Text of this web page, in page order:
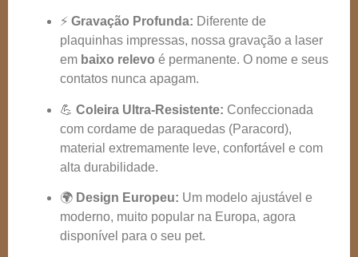
⚡ Gravação Profunda: Diferente de
plaquinhas impressas, nossa gravação a laser
em baixo relevo é permanente. O nome e seus
contatos nunca apagam.
💪 Coleira Ultra-Resistente: Confeccionada
com cordame de paraquedas (Paracord),
material extremamente leve, confortável e com
alta durabilidade.
🌍 Design Europeu: Um modelo ajustável e
moderno, muito popular na Europa, agora
disponível para o seu pet.